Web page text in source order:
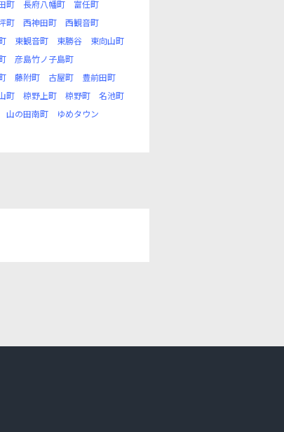
町 長府八幡町
富任町
町 西神田町
西観音町
東観音町 東勝谷
東向山町
彦島竹ノ子島町
藤附町 古屋町
豊前田町
町 椋野上町 椋野町
名池町
山の田南町
ゆめタウン